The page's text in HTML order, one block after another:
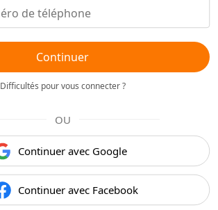
Continuer
Difficultés pour vous connecter ?
OU
Continuer avec Google
Continuer avec Facebook